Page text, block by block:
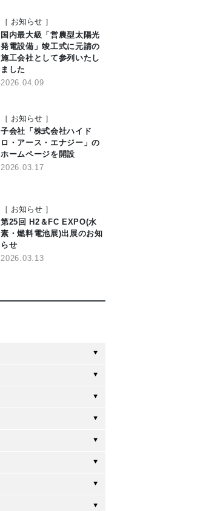
［ お知らせ ］
国内最大級「営農型太陽光
発電設備」竣工式に元請の
施工会社として参列いたし
ました
2026.04.09
［ お知らせ ］
子会社「株式会社ハイド
ロ・アース・エナジー」の
ホームページを開設
2026.03.17
［ お知らせ ］
第25回 H2＆FC EXPO(水
素・燃料電池展)出展のお知
らせ
2026.03.13